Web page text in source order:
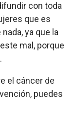
con toda
que es
ya que la
mal, porque
el cáncer de
puedes